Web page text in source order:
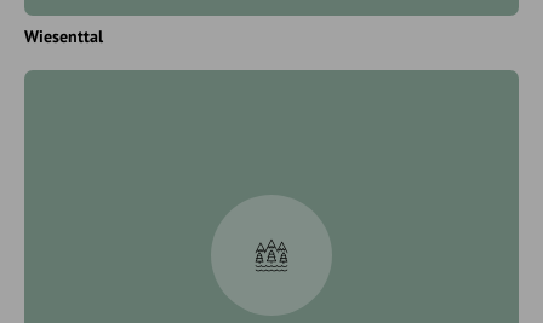
Wiesenttal